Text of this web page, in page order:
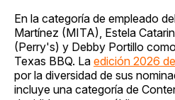
En la categoría de empleado
Martínez (MITA), Estela
(Perry's) y Debby Portillo
Texas BBQ. La edición 2026
por la diversidad de sus
incluye una categoría de